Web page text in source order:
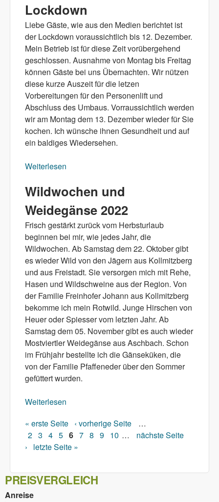
Lockdown
Liebe Gäste, wie aus den Medien berichtet ist
der Lockdown voraussichtlich bis 12. Dezember.
Mein Betrieb ist für diese Zeit vorübergehend
geschlossen. Ausnahme von Montag bis Freitag
können Gäste bei uns Übernachten. Wir nützen
diese kurze Auszeit für die letzen
Vorbereitungen für den Personenlift und
Abschluss des Umbaus. Vorraussichtlich werden
wir am Montag dem 13. Dezember wieder für Sie
kochen. Ich wünsche ihnen Gesundheit und auf
ein baldiges Wiedersehen.
Weiterlesen
Wildwochen und
Weidegänse 2022
Frisch gestärkt zurück vom Herbsturlaub
beginnen bei mir, wie jedes Jahr, die
Wildwochen. Ab Samstag dem 22. Oktober gibt
es wieder Wild von den Jägern aus Kollmitzberg
und aus Freistadt. Sie versorgen mich mit Rehe,
Hasen und Wildschweine aus der Region. Von
der Familie Freinhofer Johann aus Kollmitzberg
bekomme ich mein Rotwild. Junge Hirschen von
Heuer oder Spiesser vom letzten Jahr. Ab
Samstag dem 05. November gibt es auch wieder
Mostviertler Weidegänse aus Aschbach. Schon
im Frühjahr bestellte ich die Gänseküken, die
von der Familie Pfaffeneder über den Sommer
gefüttert wurden.
Weiterlesen
Seiten
« erste Seite ‹ vorherige Seite
…
2 3 4 5 6 7 8 9 10 …
nächste Seite
›
letzte Seite »
PREISVERGLEICH
Anreise